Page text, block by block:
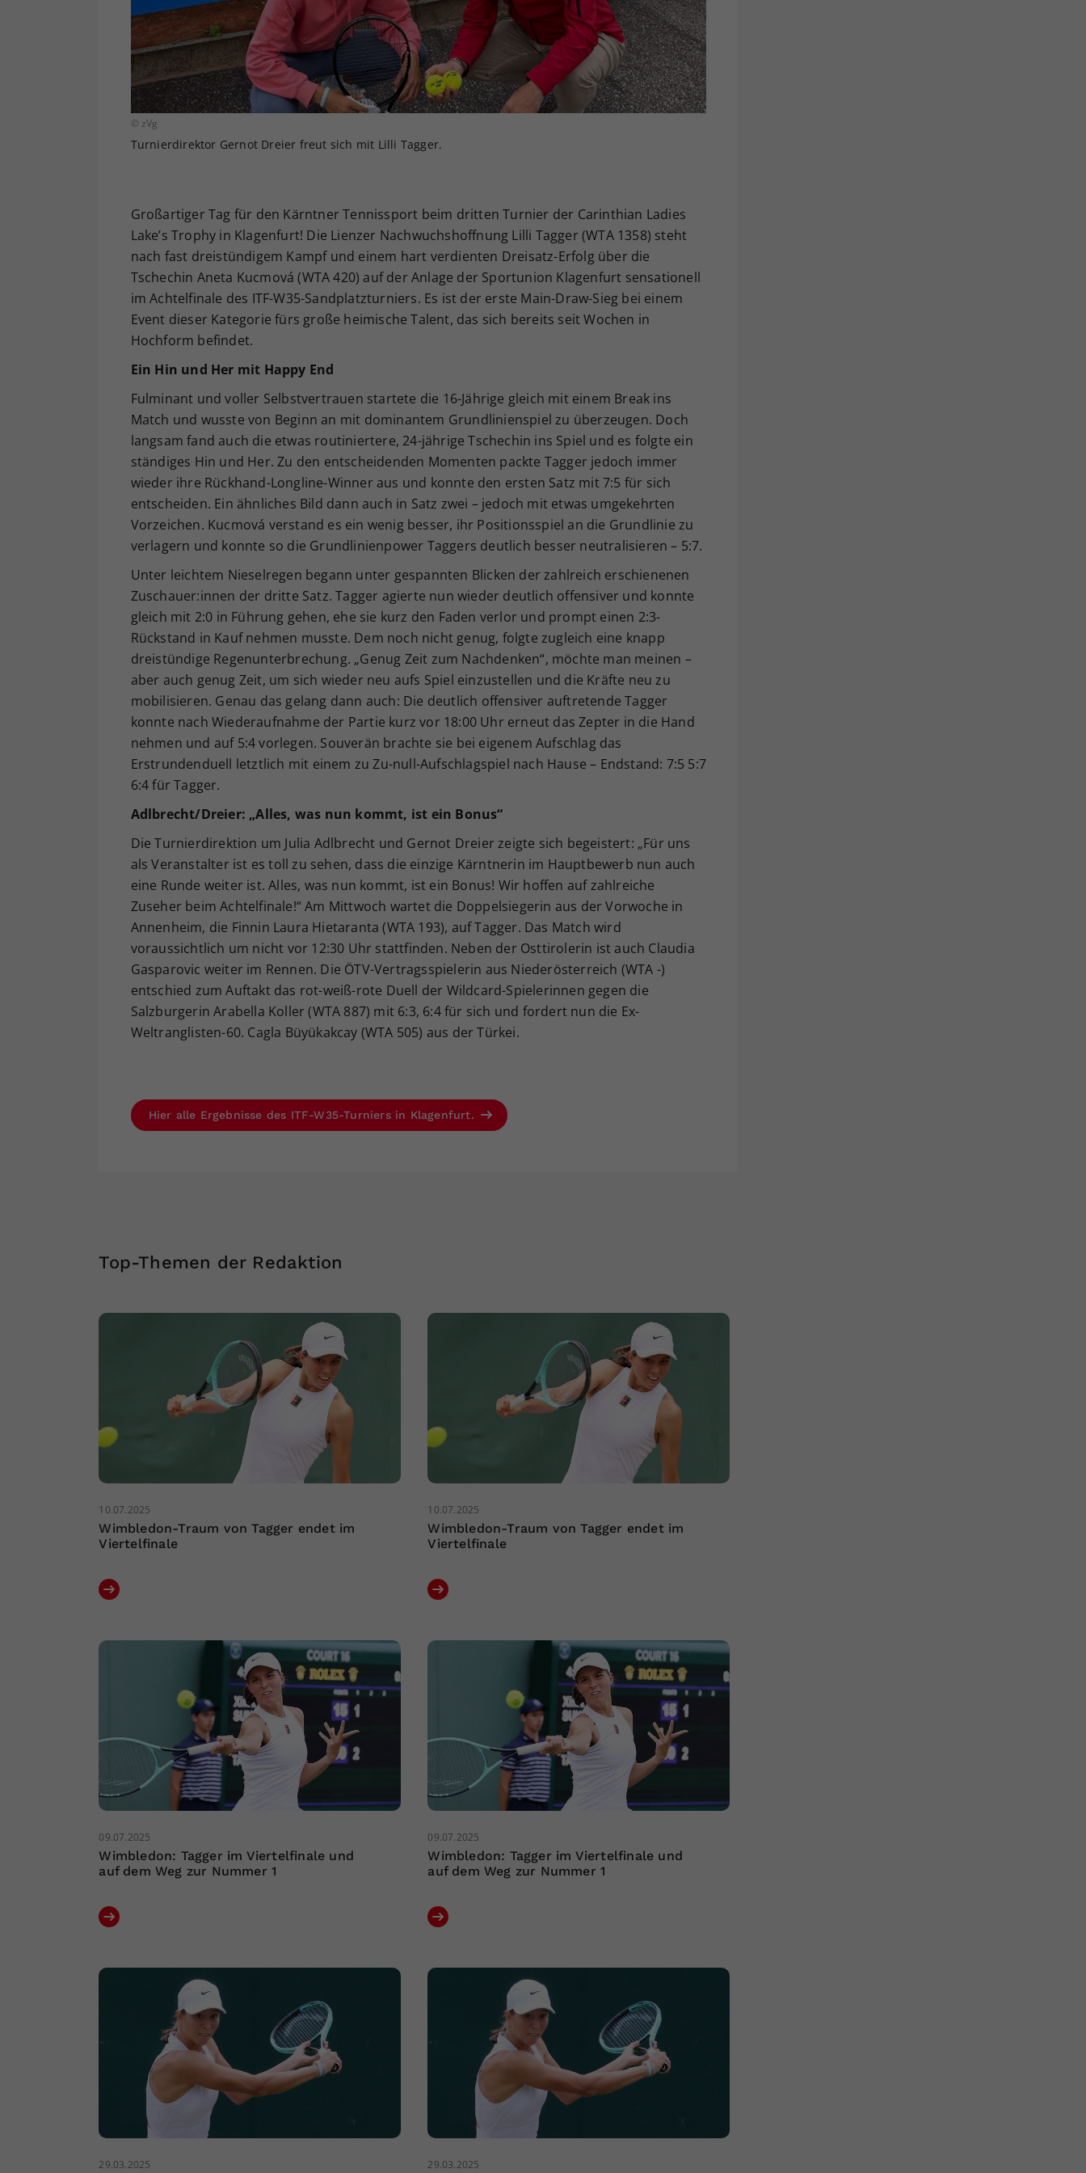
© zVg
Turnierdirektor Gernot Dreier freut sich mit Lilli Tagger.
Großartiger Tag für den Kärntner Tennissport beim dritten Turnier der Carinthian Ladies
Lake’s Trophy in Klagenfurt! Die Lienzer Nachwuchshoffnung Lilli Tagger (WTA 1358) steht
nach fast dreistündigem Kampf und einem hart verdienten Dreisatz-Erfolg über die
Tschechin Aneta Kucmová (WTA 420) auf der Anlage der Sportunion Klagenfurt sensationell
im Achtelfinale des ITF-W35-Sandplatzturniers. Es ist der erste Main-Draw-Sieg bei einem
Event dieser Kategorie fürs große heimische Talent, das sich bereits seit Wochen in
Hochform befindet.
Ein Hin und Her mit Happy End
Fulminant und voller Selbstvertrauen startete die 16-Jährige gleich mit einem Break ins
Match und wusste von Beginn an mit dominantem Grundlinienspiel zu überzeugen. Doch
langsam fand auch die etwas routiniertere, 24-jährige Tschechin ins Spiel und es folgte ein
ständiges Hin und Her. Zu den entscheidenden Momenten packte Tagger jedoch immer
wieder ihre Rückhand-Longline-Winner aus und konnte den ersten Satz mit 7:5 für sich
entscheiden. Ein ähnliches Bild dann auch in Satz zwei – jedoch mit etwas umgekehrten
Vorzeichen. Kucmová verstand es ein wenig besser, ihr Positionsspiel an die Grundlinie zu
verlagern und konnte so die Grundlinienpower Taggers deutlich besser neutralisieren – 5:7.
Unter leichtem Nieselregen begann unter gespannten Blicken der zahlreich erschienenen
Zuschauer:innen der dritte Satz. Tagger agierte nun wieder deutlich offensiver und konnte
gleich mit 2:0 in Führung gehen, ehe sie kurz den Faden verlor und prompt einen 2:3-
Rückstand in Kauf nehmen musste. Dem noch nicht genug, folgte zugleich eine knapp
dreistündige Regenunterbrechung. „Genug Zeit zum Nachdenken“, möchte man meinen –
aber auch genug Zeit, um sich wieder neu aufs Spiel einzustellen und die Kräfte neu zu
mobilisieren. Genau das gelang dann auch: Die deutlich offensiver auftretende Tagger
konnte nach Wiederaufnahme der Partie kurz vor 18:00 Uhr erneut das Zepter in die Hand
nehmen und auf 5:4 vorlegen. Souverän brachte sie bei eigenem Aufschlag das
Erstrundenduell letztlich mit einem zu Zu-null-Aufschlagspiel nach Hause – Endstand: 7:5 5:7
6:4 für Tagger.
Adlbrecht/Dreier: „Alles, was nun kommt, ist ein Bonus“
Die Turnierdirektion um Julia Adlbrecht und Gernot Dreier zeigte sich begeistert: „Für uns
als Veranstalter ist es toll zu sehen, dass die einzige Kärntnerin im Hauptbewerb nun auch
eine Runde weiter ist. Alles, was nun kommt, ist ein Bonus! Wir hoffen auf zahlreiche
Zuseher beim Achtelfinale!“ Am Mittwoch wartet die Doppelsiegerin aus der Vorwoche in
Annenheim, die Finnin Laura Hietaranta (WTA 193), auf Tagger. Das Match wird
voraussichtlich um nicht vor 12:30 Uhr stattfinden. Neben der Osttirolerin ist auch Claudia
Gasparovic weiter im Rennen. Die ÖTV-Vertragsspielerin aus Niederösterreich (WTA -)
entschied zum Auftakt das rot-weiß-rote Duell der Wildcard-Spielerinnen gegen die
Salzburgerin Arabella Koller (WTA 887) mit 6:3, 6:4 für sich und fordert nun die Ex-
Weltranglisten-60. Cagla Büyükakcay (WTA 505) aus der Türkei.
Hier alle Ergebnisse des ITF-W35-Turniers in Klagenfurt.
Top-Themen der Redaktion
10.07.2025
Wimbledon-Traum von Tagger endet im
Viertelfinale
10.07.2025
Wimbledon-Traum von Tagger endet im
Viertelfinale
09.07.2025
Wimbledon: Tagger im Viertelfinale und
auf dem Weg zur Nummer 1
09.07.2025
Wimbledon: Tagger im Viertelfinale und
auf dem Weg zur Nummer 1
29.03.2025 29.03.2025
Ihrer vorgenommen Einstellungen, falls der
Webseiten-Betreiber dies eingestellt hat.